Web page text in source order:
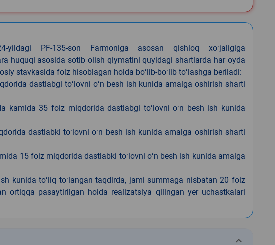
yildagi PF-135-son Farmoniga asosan qishloq xoʻjaligiga
huquqi asosida sotib olish qiymatini quyidagi shartlarda har oyda
stavkasida foiz hisoblagan holda boʻlib-boʻlib toʻlashga beriladi:
dastlabgi toʻlovni oʻn besh ish kunida amalga oshirish sharti
kamida 35 foiz miqdorida dastlabgi toʻlovni oʻn besh ish kunida
dastlabki toʻlovni oʻn besh ish kunida amalga oshirish sharti
15 foiz miqdorida dastlabki toʻlovni oʻn besh ish kunida amalga
kunida toʻliq toʻlangan taqdirda, jami summaga nisbatan 20 foiz
ortiqqa pasaytirilgan holda realizatsiya qilingan yer uchastkalari
keyboard_arrow_down